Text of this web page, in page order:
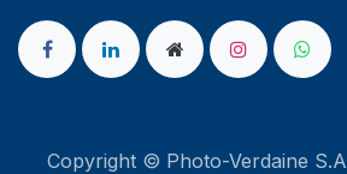
Copyright © Photo-Verdaine S.A